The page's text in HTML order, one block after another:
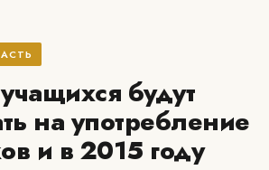
будут
на употребление
и в 2015 году